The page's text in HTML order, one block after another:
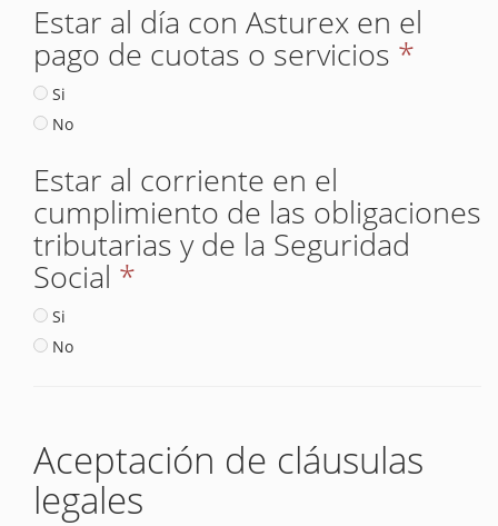
Estar al día con Asturex en el
pago de cuotas o servicios *
Si
No
Estar al corriente en el
cumplimiento de las obligaciones
tributarias y de la Seguridad
Social *
Si
No
Aceptación de cláusulas
legales